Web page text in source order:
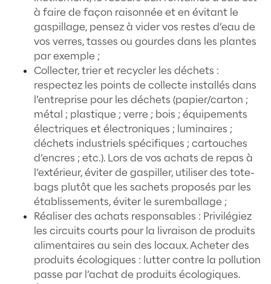
politique de ressources de manière
en s’assurant que les politiques et les
de l’entreprise sont en conformité avec
les règlements et notamment les enjeux
Nos Actions / Préconisations
Les écogestes au bureau :
Limiter notre consommation d'outils
numériques et réduire la pollution
activez le mode “économie
ordinateurs, téléphones portables et
Vous pouvez aussi penser à mettre
votre ordinateur dès que vous vous
et régler la luminosité de manière à
votre confort tout en favorisant les